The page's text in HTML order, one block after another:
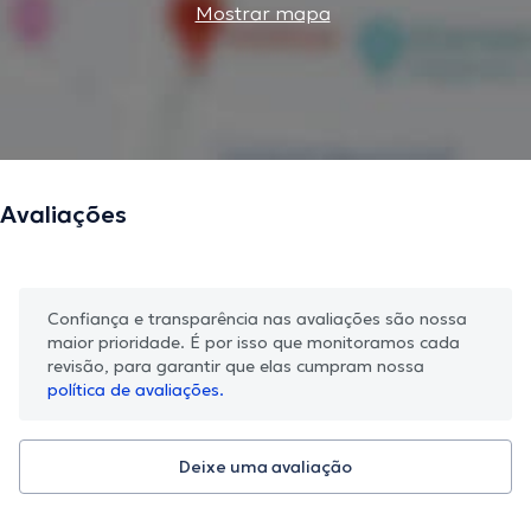
Mostrar mapa
Avaliações
Confiança e transparência nas avaliações são nossa
maior prioridade. É por isso que monitoramos cada
revisão, para garantir que elas cumpram nossa
política de avaliações.
Deixe uma avaliação